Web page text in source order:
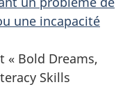
une incapacité
« Bold Dreams,
Skills